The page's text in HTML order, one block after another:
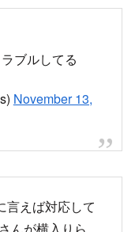
えば対応して
が横入りら
そう？